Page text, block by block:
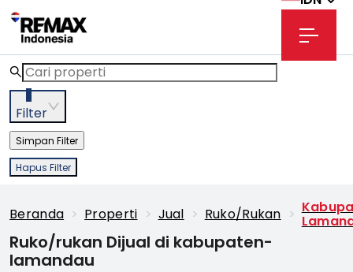
3
Filter
Simpan Filter
Hapus Filter
Beranda > Properti > Jual > Ruko/rukan >
Ruko/rukan Dijual di kabupaten-
lamandau